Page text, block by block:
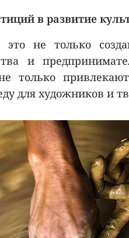
в развитие
не только
и
только
для художников и